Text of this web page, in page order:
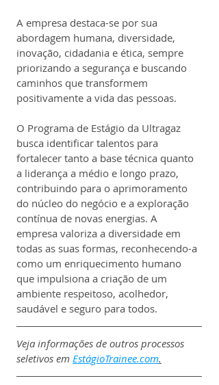
A empresa destaca-se por sua
abordagem humana, diversidade,
inovação, cidadania e ética, sempre
priorizando a segurança e buscando
caminhos que transformem
positivamente a vida das pessoas.
O Programa de Estágio da Ultragaz
busca identificar talentos para
fortalecer tanto a base técnica quanto
a liderança a médio e longo prazo,
contribuindo para o aprimoramento
do núcleo do negócio e a exploração
contínua de novas energias. A
empresa valoriza a diversidade em
todas as suas formas, reconhecendo-a
como um enriquecimento humano
que impulsiona a criação de um
ambiente respeitoso, acolhedor,
saudável e seguro para todos.
Veja informações de outros processos
seletivos em EstágioTrainee.com.